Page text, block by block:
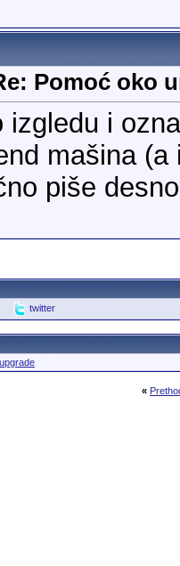
Pomoć oko
izgledu i
mašina
piše
twitter
upgrade
«